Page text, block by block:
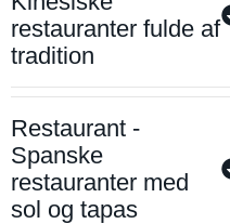
restauranter fulde af
tradition
Restaurant -
Spanske
restauranter med
sol og tapas